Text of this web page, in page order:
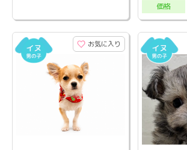
価格
お気に入り